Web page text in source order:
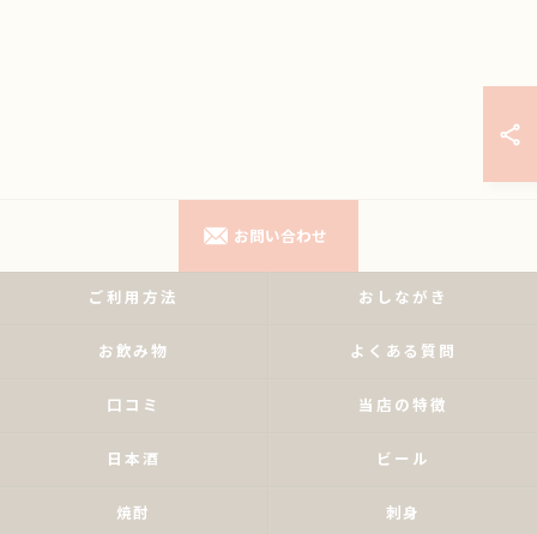
お問い合わせ
ご利用方法 おしながき
お飲み物 よくある質問
口コミ 当店の特徴
日本酒 ビール
焼酎 刺身